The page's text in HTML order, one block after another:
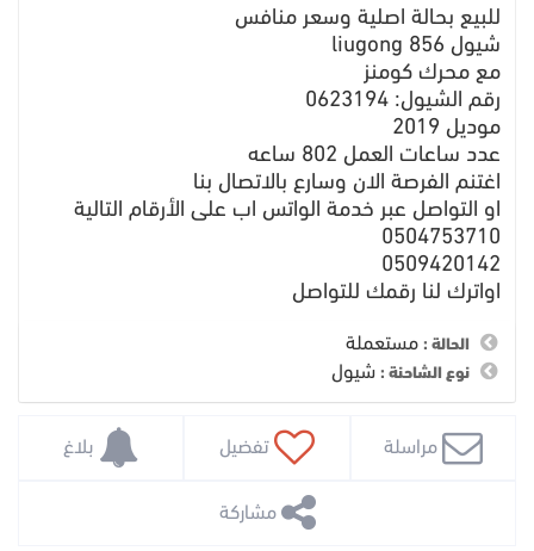
للبيع بحالة اصلية وسعر منافس
شيول liugong 856
مع محرك كومنز
رقم الشيول: 0623194
موديل 2019
عدد ساعات العمل 802 ساعه
اغتنم الفرصة الان وسارع بالاتصال بنا
او التواصل عبر خدمة الواتس اب على الأرقام التالية
0504753710
0509420142
اواترك لنا رقمك للتواصل
الحالة : مستعملة
نوع الشاحنة : شيول
مراسلة تفضيل
مشاركة